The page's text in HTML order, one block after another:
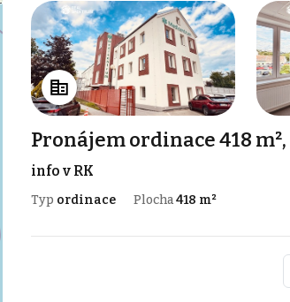
Pronájem ordinace 418
info v RK
Typ ordinace Plocha418 m²